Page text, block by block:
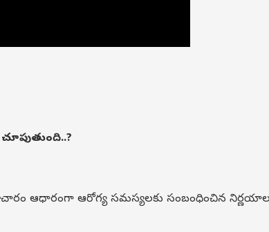
ఆధారంగా ఆరోగ్య సమస్యలకు సంబంధించిన